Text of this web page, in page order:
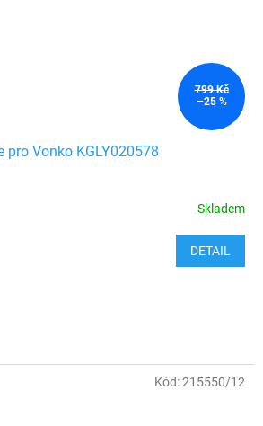
799 Kč
–25 %
pro Vonko KGLY020578
Skladem
DETAIL
Kód:215550/12